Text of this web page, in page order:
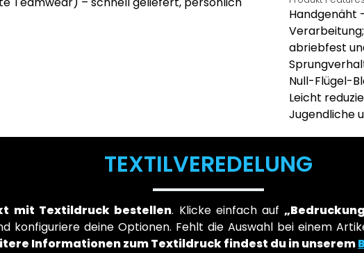
Handgenäht
abriebfest
Null-Flügel-
Leicht
Jugendliche
TEXTILVEREDELUNG
mit Textildruck bestellen. Klicke einfach auf
konfiguriere deine Optionen. Fehlt die Auswahl bei einem
Informationen zum Textildruck findest du in unserem